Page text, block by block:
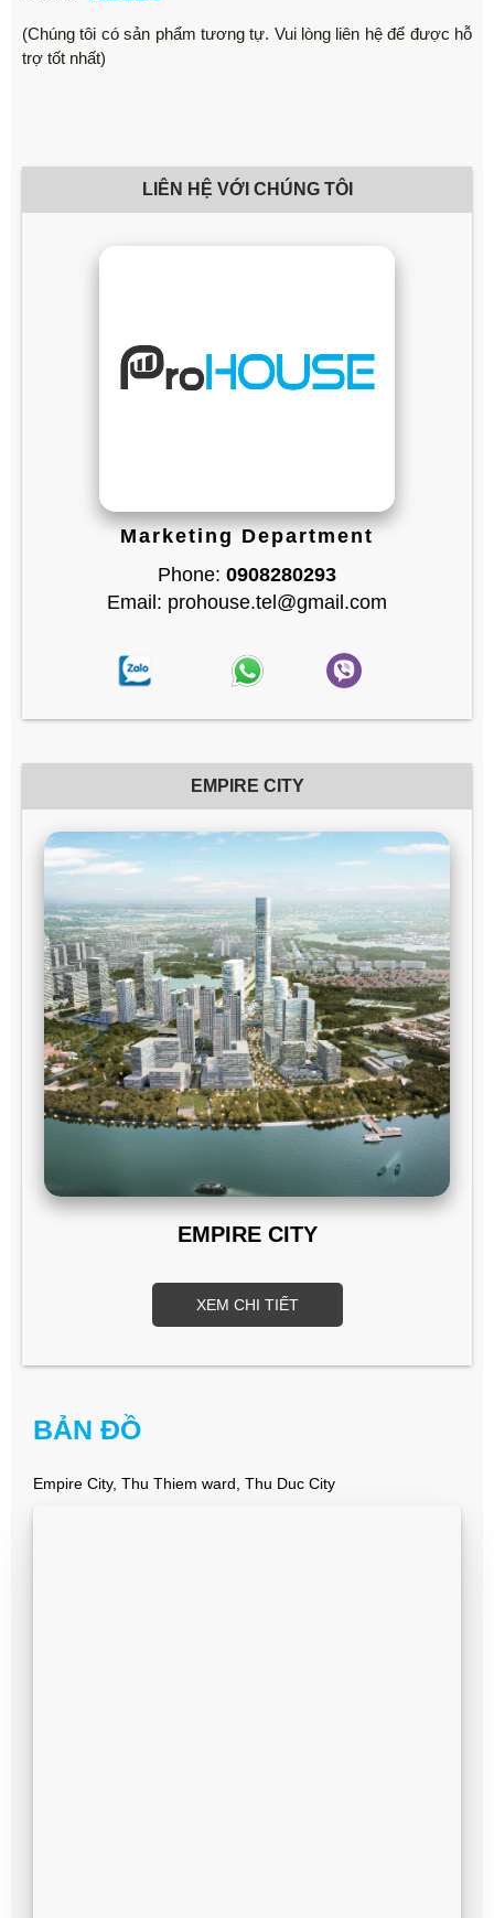
(Chúng tôi có sản phẩm tương tự. Vui lòng liên hệ để được hỗ
trợ tốt nhất)
LIÊN HỆ VỚI CHÚNG TÔI
Marketing Department
Phone: 0908280293
Email: prohouse.tel@gmail.com
EMPIRE CITY
EMPIRE CITY
XEM CHI TIẾT
BẢN ĐỒ
Empire City, Thu Thiem ward, Thu Duc City